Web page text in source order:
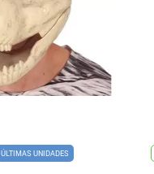
ÚLTIMAS UNIDADES